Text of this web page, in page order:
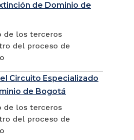
de Dominio de
de los terceros
del proceso de
Circuito Especializado
de Bogotá
de los terceros
del proceso de